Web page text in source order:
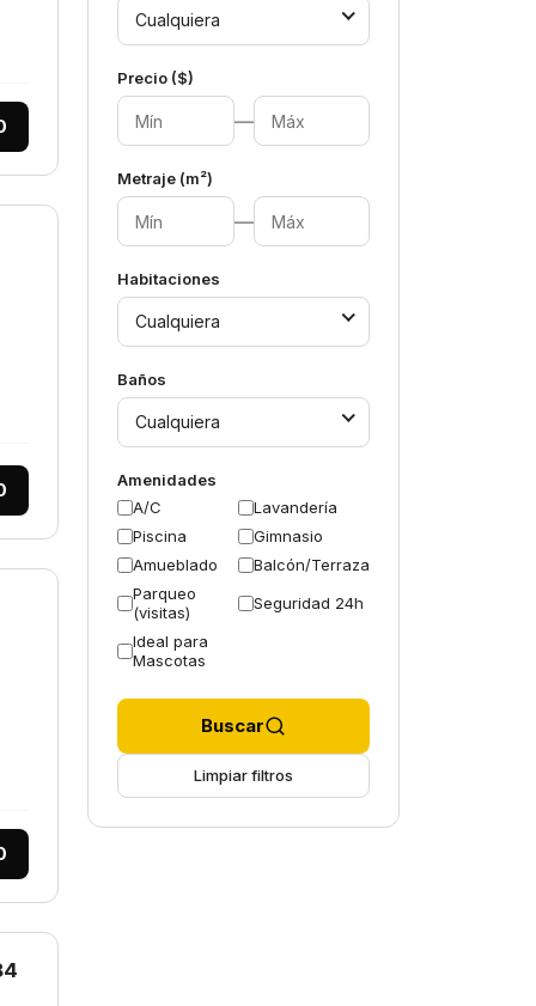
Cualquiera
Precio ($)
—
Metraje (m²)
—
Habitaciones
Cualquiera
Baños
Cualquiera
Amenidades
A/C
Lavandería
Piscina
Gimnasio
Amueblado
Balcón/Terraza
Parqueo
(visitas)
Seguridad 24h
Ideal para
Mascotas
Buscar
Limpiar filtros